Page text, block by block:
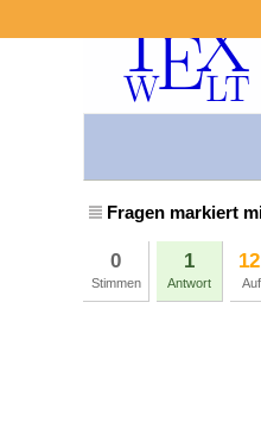
Fragen markiert
0
Stimmen
1
Antwort